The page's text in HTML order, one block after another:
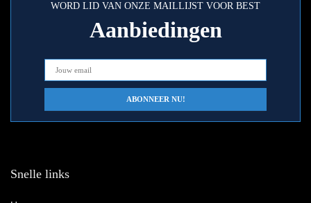
WORD LID VAN ONZE MAILLIJST VOOR BEST
Aanbiedingen
Snelle links